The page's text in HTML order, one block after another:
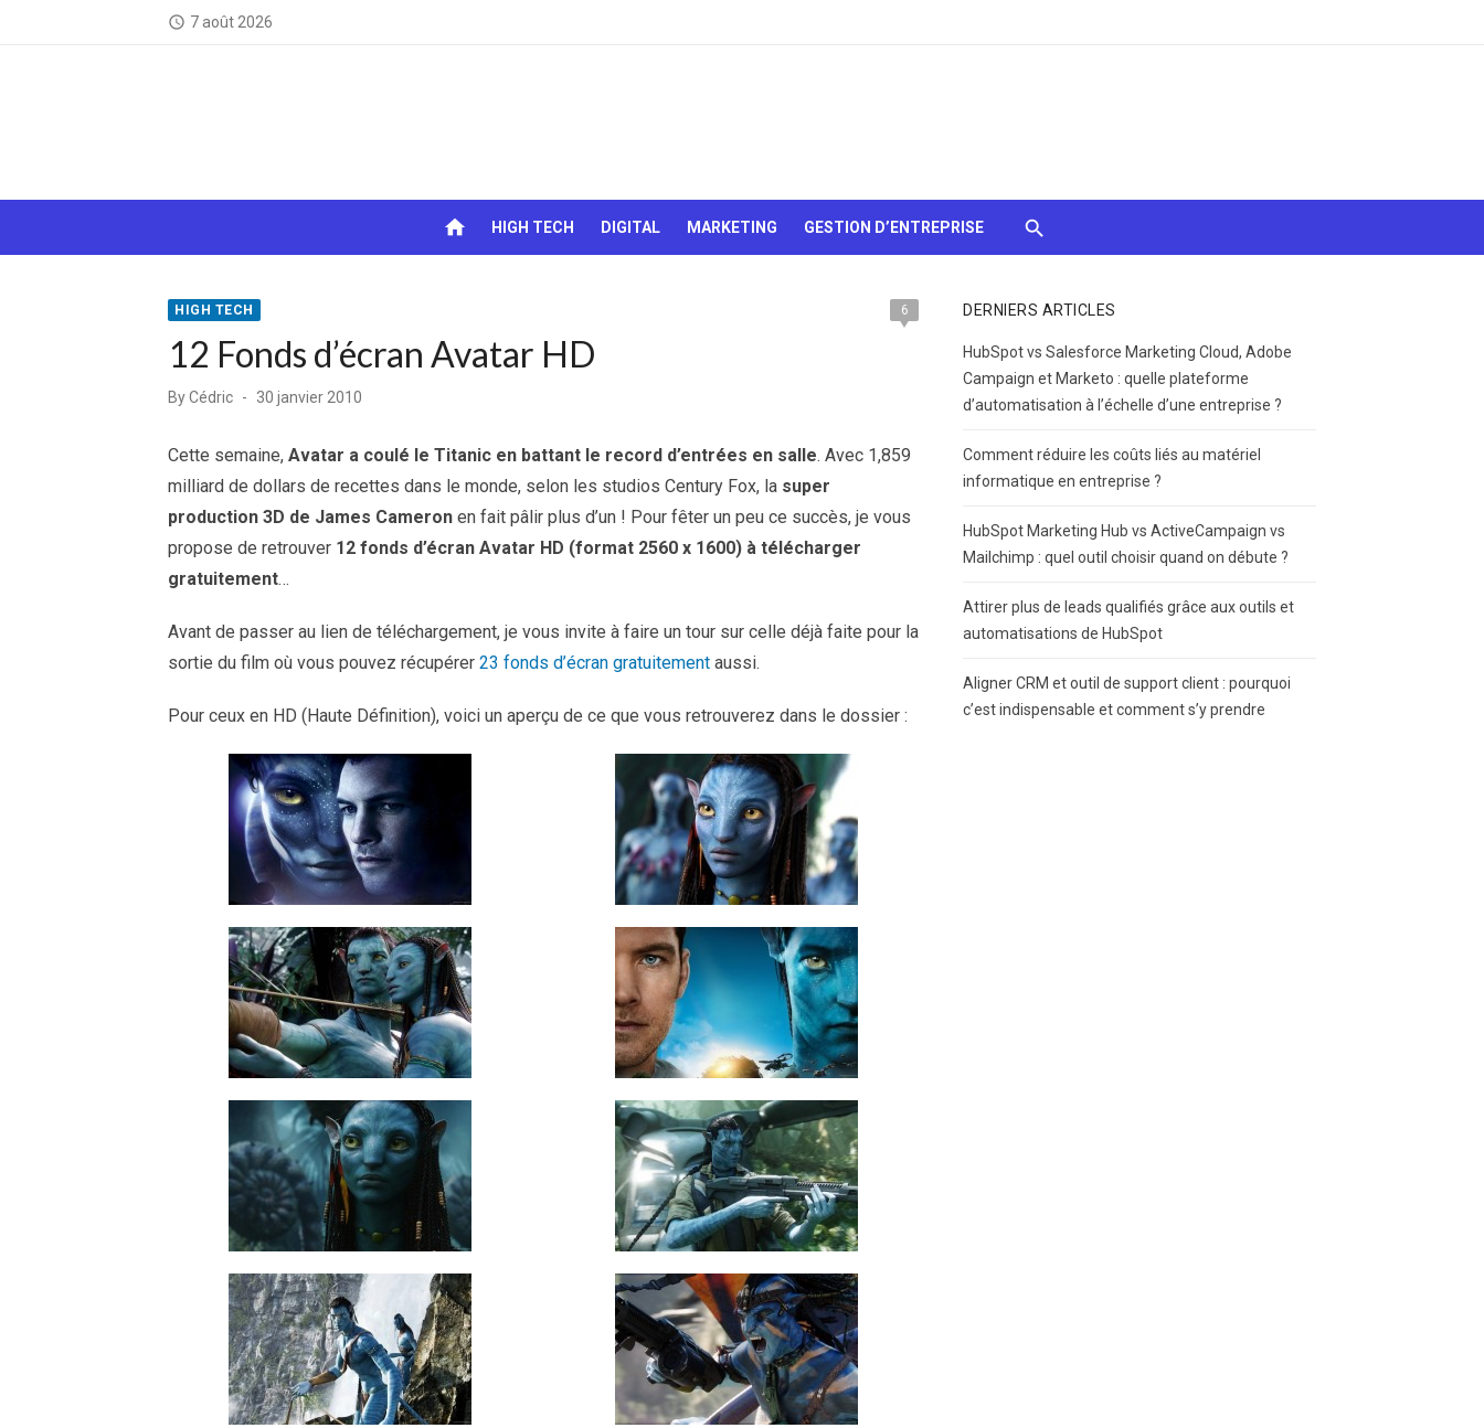
access_time 7 août 2026
chocolats…
home HIGH TECH DIGITAL MARKETING GESTION D’ENTREPRISE
HIGH TECH 6
12 Fonds d’écran Avatar HD
ByCédric
Posted
30 janvier 2010
Cette semaine, Avatar a coulé le Titanic en battant le record d’entrées en salle. Avec 1,859
milliard de dollars de recettes dans le monde, selon les studios Century Fox, la super
production 3D de James Cameron en fait pâlir plus d’un ! Pour fêter un peu ce succès, je vous
propose de retrouver 12 fonds d’écran Avatar HD (format 2560 x 1600) à télécharger
gratuitement…
Avant de passer au lien de téléchargement, je vous invite à faire un tour sur celle déjà faite pour la
sortie du film où vous pouvez récupérer 23 fonds d’écran gratuitement aussi.
Pour ceux en HD (Haute Définition), voici un aperçu de ce que vous retrouverez dans le dossier :
DERNIERS ARTICLES
HubSpot vs Salesforce Marketing Cloud, Adobe
Campaign et Marketo : quelle plateforme
d’automatisation à l’échelle d’une entreprise ?
Comment réduire les coûts liés au matériel
informatique en entreprise ?
HubSpot Marketing Hub vs ActiveCampaign vs
Mailchimp : quel outil choisir quand on débute ?
Attirer plus de leads qualifiés grâce aux outils et
automatisations de HubSpot
Aligner CRM et outil de support client : pourquoi
c’est indispensable et comment s’y prendre